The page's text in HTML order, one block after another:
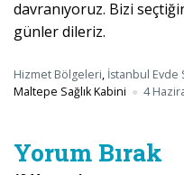
davranıyoruz. Bizi
günler dileriz.
Hizmet Bölgeleri, İstanbul Evde
Maltepe Sağlık Kabini
4
Yorum Bırak